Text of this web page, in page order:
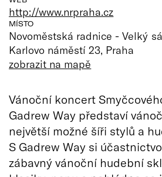
http://www.nrpraha.cz
MÍSTO
Novoměstská radnice - Velký
Karlovo náměstí 23, Praha
zobrazit na mapě
Vánoční koncert
Gadrew Way představí
největší možné šíři stylů a
S Gadrew Way si
zábavný vánoční hudební